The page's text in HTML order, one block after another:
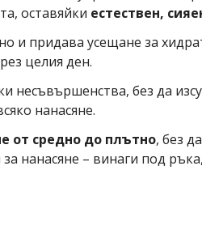
оставяйки естествен,
и придава усещане за
целия ден.
несъвършенства, без да
нанасяне.
от средно до плътно, без
нанасяне – винаги под